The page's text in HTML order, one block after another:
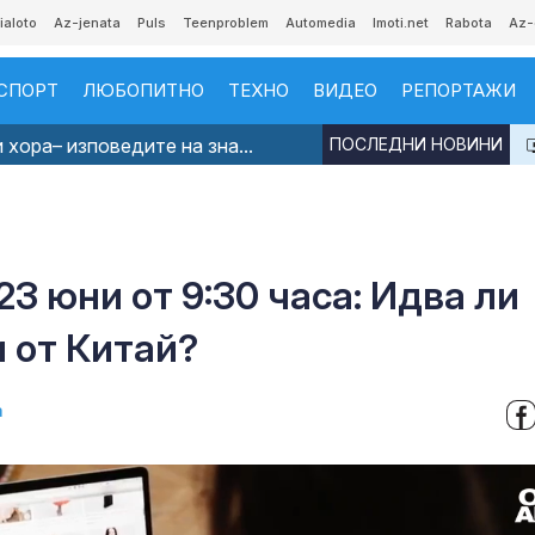
Az-jenata Puls Teenproblem Automedia Imoti.net Rabota
ЛЮБОПИТНО ТЕХНО ВИДЕО РЕПОРТАЖИ
изповедите на зна... ПОСЛЕДНИ НОВИНИ
юни от 9:30 часа: Идва ли
от Китай?